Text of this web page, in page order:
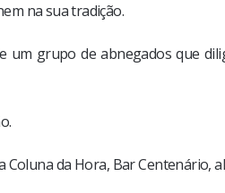
na sua tradição.
grupo de abnegados que
da Hora, Bar Centenário,